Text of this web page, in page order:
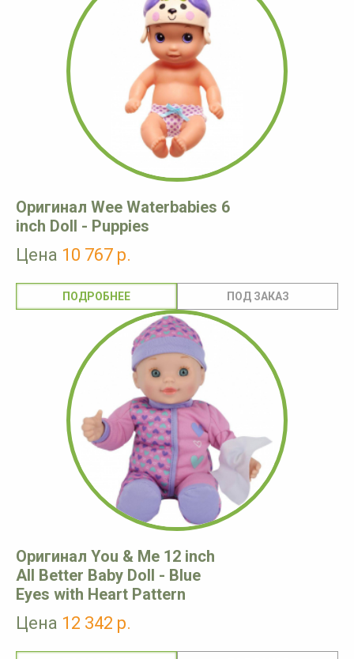
Оригинал Wee Waterbabies 6
inch Doll - Puppies
Цена 10 767 р.
ПОДРОБНЕЕ
Оригинал You & Me 12 inch
All Better Baby Doll - Blue
Eyes with Heart Pattern
Цена 12 342 р.